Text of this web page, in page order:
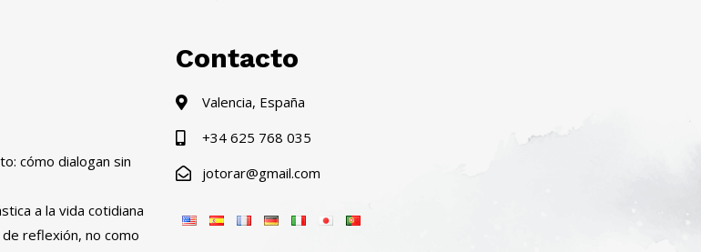
cómo dialogan sin
a la vida cotidiana
reflexión, no como
Contacto
Valencia, España
+34 625 768 035
jotorar@gmail.com